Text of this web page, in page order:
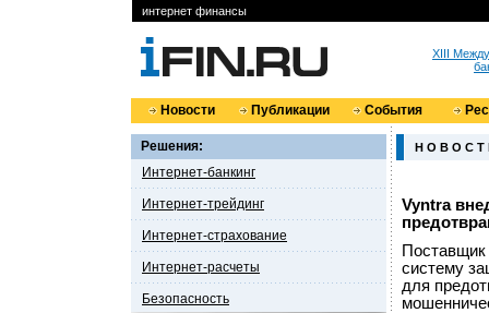
интернет финансы
XIII
Новости Публикации События
Решения:
Интернет-банкинг
Интернет-трейдинг
Интернет-страхование
Интернет-расчеты
Безопасность
Н О В О С Т
Vyntra
Поставщик
систему
для